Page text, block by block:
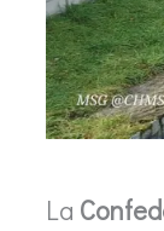
La